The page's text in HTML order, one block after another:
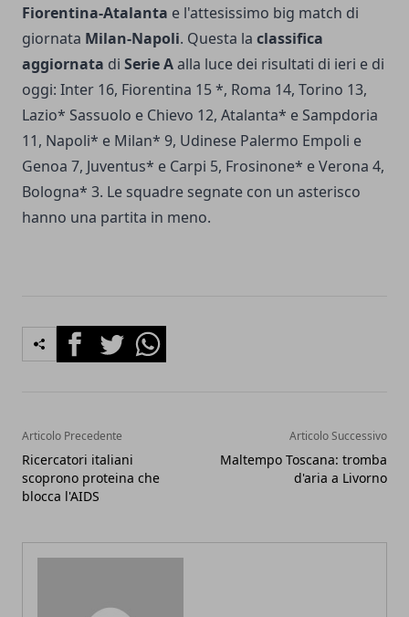
Fiorentina-Atalanta e l'attesissimo big match di
giornata Milan-Napoli. Questa la classifica
aggiornata di Serie Aalla luce dei risultati di ieri e di
oggi: Inter 16, Fiorentina 15 *, Roma 14, Torino 13,
Lazio* Sassuolo e Chievo 12, Atalanta* e Sampdoria
11, Napoli* e Milan* 9, Udinese Palermo Empoli e
Genoa 7, Juventus* e Carpi 5, Frosinone* e Verona 4,
Bologna* 3. Le squadre segnate con un asterisco
hanno una partita in meno.
FacebookTwitterWhatsapp
Articolo Precedente
Ricercatori italiani
scoprono proteina che
blocca l'AIDS
Articolo Successivo
Maltempo Toscana: tromba
d'aria a Livorno